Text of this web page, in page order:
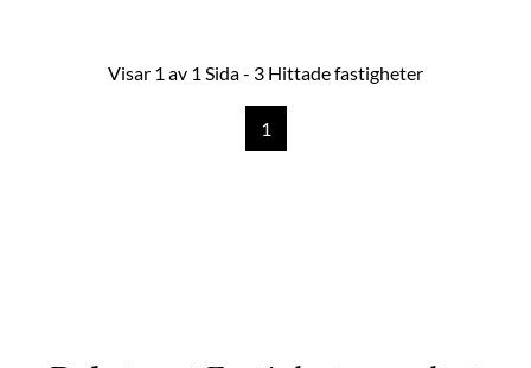
Visar 1 av 1 Sida - 3 Hittade fastigheter
1